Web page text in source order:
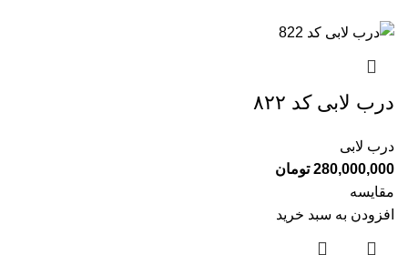
درب لابی کد ۸۲۲
درب لابی
280,000,000 تومان
مقایسه
افزودن به سبد خرید